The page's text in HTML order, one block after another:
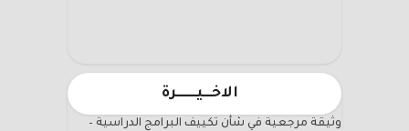
الاخـــيـــــــرة
وثيقة مرجعية في شأن تكييف البرامج الدراسية –